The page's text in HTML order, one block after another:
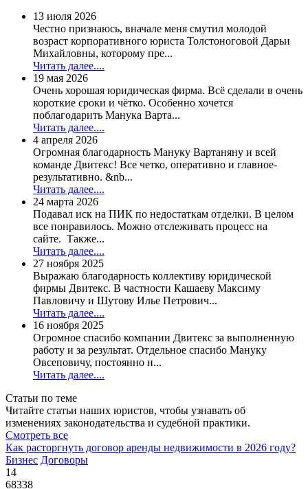
13 июля 2026
Честно признаюсь, вначале меня смутил молодой
возраст корпоративного юриста Толстоноговой Дарьи
Михайловны, которому пре...
Читать далее....
19 мая 2026
Очень хорошая юридическая фирма. Всё сделали в очень
короткие сроки и чётко. Особенно хочется
поблагодарить Манука Варта...
Читать далее....
4 апреля 2026
Огромная благодарность Мануку Вартаняну и всей
команде Двитекс! Все четко, оперативно и главное-
результативно. &nb...
Читать далее....
24 марта 2026
Подавал иск на ПИК по недостаткам отделки. В целом
все понравилось. Можно отслеживать процесс на
сайте. Также...
Читать далее....
27 ноября 2025
Выражаю благодарность коллективу юридической
фирмы Двитекс. В частности Кашаеву Максиму
Павловичу и Шутову Илье Петрович...
Читать далее....
16 ноября 2025
Огромное спасибо компании Двитекс за выполненную
работу и за результат. Отдельное спасибо Мануку
Овсеповичу, постоянно н...
Читать далее....
Статьи по теме
Читайте статьи наших юристов, чтобы узнавать об
изменениях законодательства и судебной практики.
Смотреть все
Как расторгнуть договор аренды недвижимости в 2026 году?
Бизнес Договоры
14
68338